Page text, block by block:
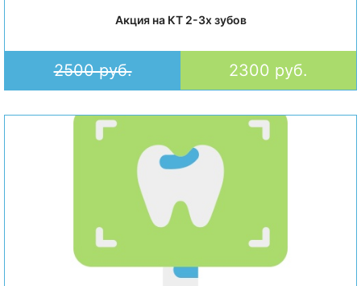
Акция на КТ 2-3х зубов
2500 руб. 2300 руб.